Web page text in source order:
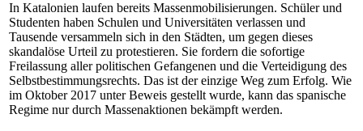
In Katalonien laufen bereits Massenmobilisierungen. Schüler und
Studenten haben Schulen und Universitäten verlassen und
Tausende versammeln sich in den Städten, um gegen dieses
skandalöse Urteil zu protestieren. Sie fordern die sofortige
Freilassung aller politischen Gefangenen und die Verteidigung des
Selbstbestimmungsrechts. Das ist der einzige Weg zum Erfolg. Wie
im Oktober 2017 unter Beweis gestellt wurde, kann das spanische
Regime nur durch Massenaktionen bekämpft werden.